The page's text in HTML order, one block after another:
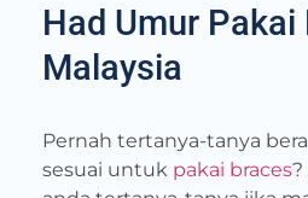
Had Umur Pakai
Malaysia
Pernah tertanya-tanya
sesuai untuk pakai braces